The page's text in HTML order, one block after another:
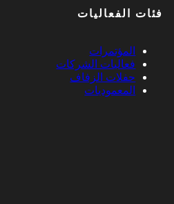
فئات الفعاليات
المؤتمرات
فعاليات الشركات
حفلات الزفاف
المعموديات